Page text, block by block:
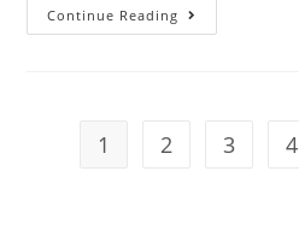
Continue Reading
1 2 3 4